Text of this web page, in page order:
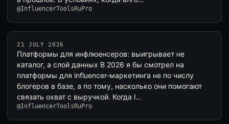
@InfluencerToolsRuPro
21 JULY 2026
Платформы для инфлюенсеров: выигрывает не
каталог, а слой данных В 2026 я бы смотрел на
платформы для influencer-маркетинга не по числу
блогеров в базе, а по тому, насколько они помогают
связать охват с выручкой. Когда l…
@InfluencerToolsRuPro